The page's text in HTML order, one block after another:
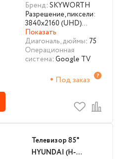
Бренд: SKYWORTH
Разрешение, пиксели:
3840х2160 (UHD)…
Показать
Диагональ, дюймы: 75
Операционная
система: Google TV
Под заказ
Телевизор 85"
HYUNDAI (H-